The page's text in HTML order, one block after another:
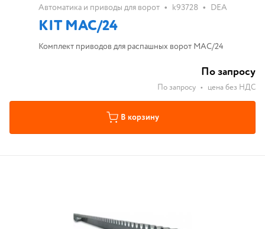
Автоматика и приводы для ворот • k93728 • DEA
KIT MAC/24
Комплект приводов для распашных ворот MAC/24
По запросу
По запросу • цена без НДС
В корзину